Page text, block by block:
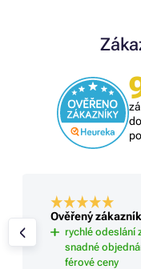
Ověřený zákazník
rychlé odeslání
snadné
férové ceny